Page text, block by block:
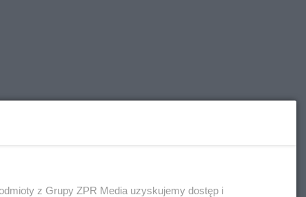
z Grupy ZPR Media uzyskujemy dostęp i